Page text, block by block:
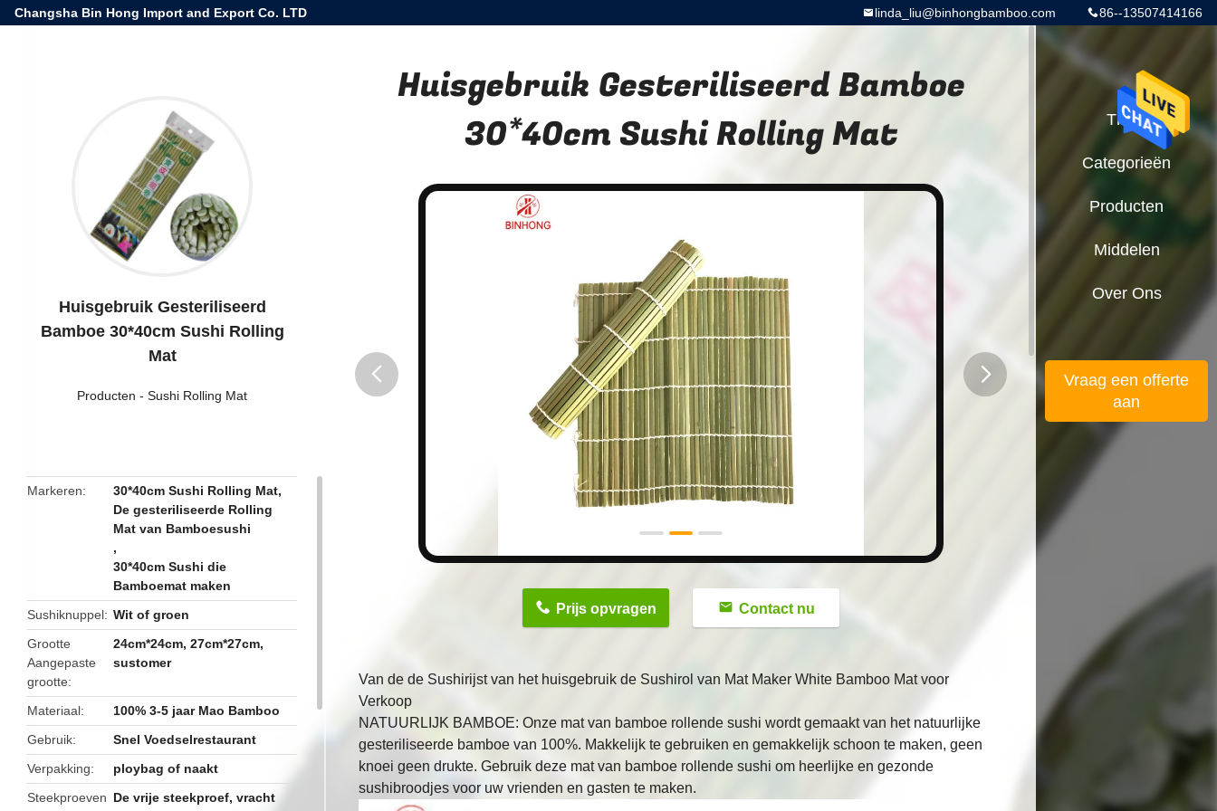
Changsha Bin Hong Import and Export Co. LTD 86--13507414166
linda_liu@binhongbamboo.com
Huisgebruik Gesteriliseerd
Bamboe 30*40cm Sushi Rolling
Mat
Producten - Sushi Rolling Mat
Markeren 30*40cm Sushi Rolling Mat,
De gesteriliseerde Rolling
Mat van Bamboesushi
,
30*40cm Sushi die
Bamboemat maken
Sushiknuppel
Wit of groen
Grootte
Aangepaste
grootte
24cm*24cm, 27cm*27cm,
sustomer
Materiaal
100% 3-5 jaar Mao Bamboo
Gebruik
Snel Voedselrestaurant
Verpakking
ploybag of naakt
Steekproeven De vrije steekproef, vracht
Huisgebruik Gesteriliseerd Bamboe
30*40cm Sushi Rolling Mat
Prijs opvragen Contact nu
Van de de Sushirijst van het huisgebruik de Sushirol van Mat Maker White Bamboo Mat voor
Verkoop
NATUURLIJK BAMBOE: Onze mat van bamboe rollende sushi wordt gemaakt van het natuurlijke
gesteriliseerde bamboe van 100%. Makkelijk te gebruiken en gemakkelijk schoon te maken, geen
knoei geen drukte. Gebruik deze mat van bamboe rollende sushi om heerlijke en gezonde
sushibroodjes voor uw vrienden en gasten te maken.
Thuis
Categorieën
Producten
Middelen
Over Ons
Vraag een offerte
aan